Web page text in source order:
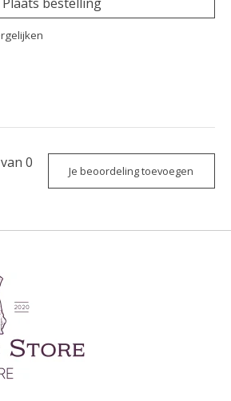
0
Je beoordeling toevoegen